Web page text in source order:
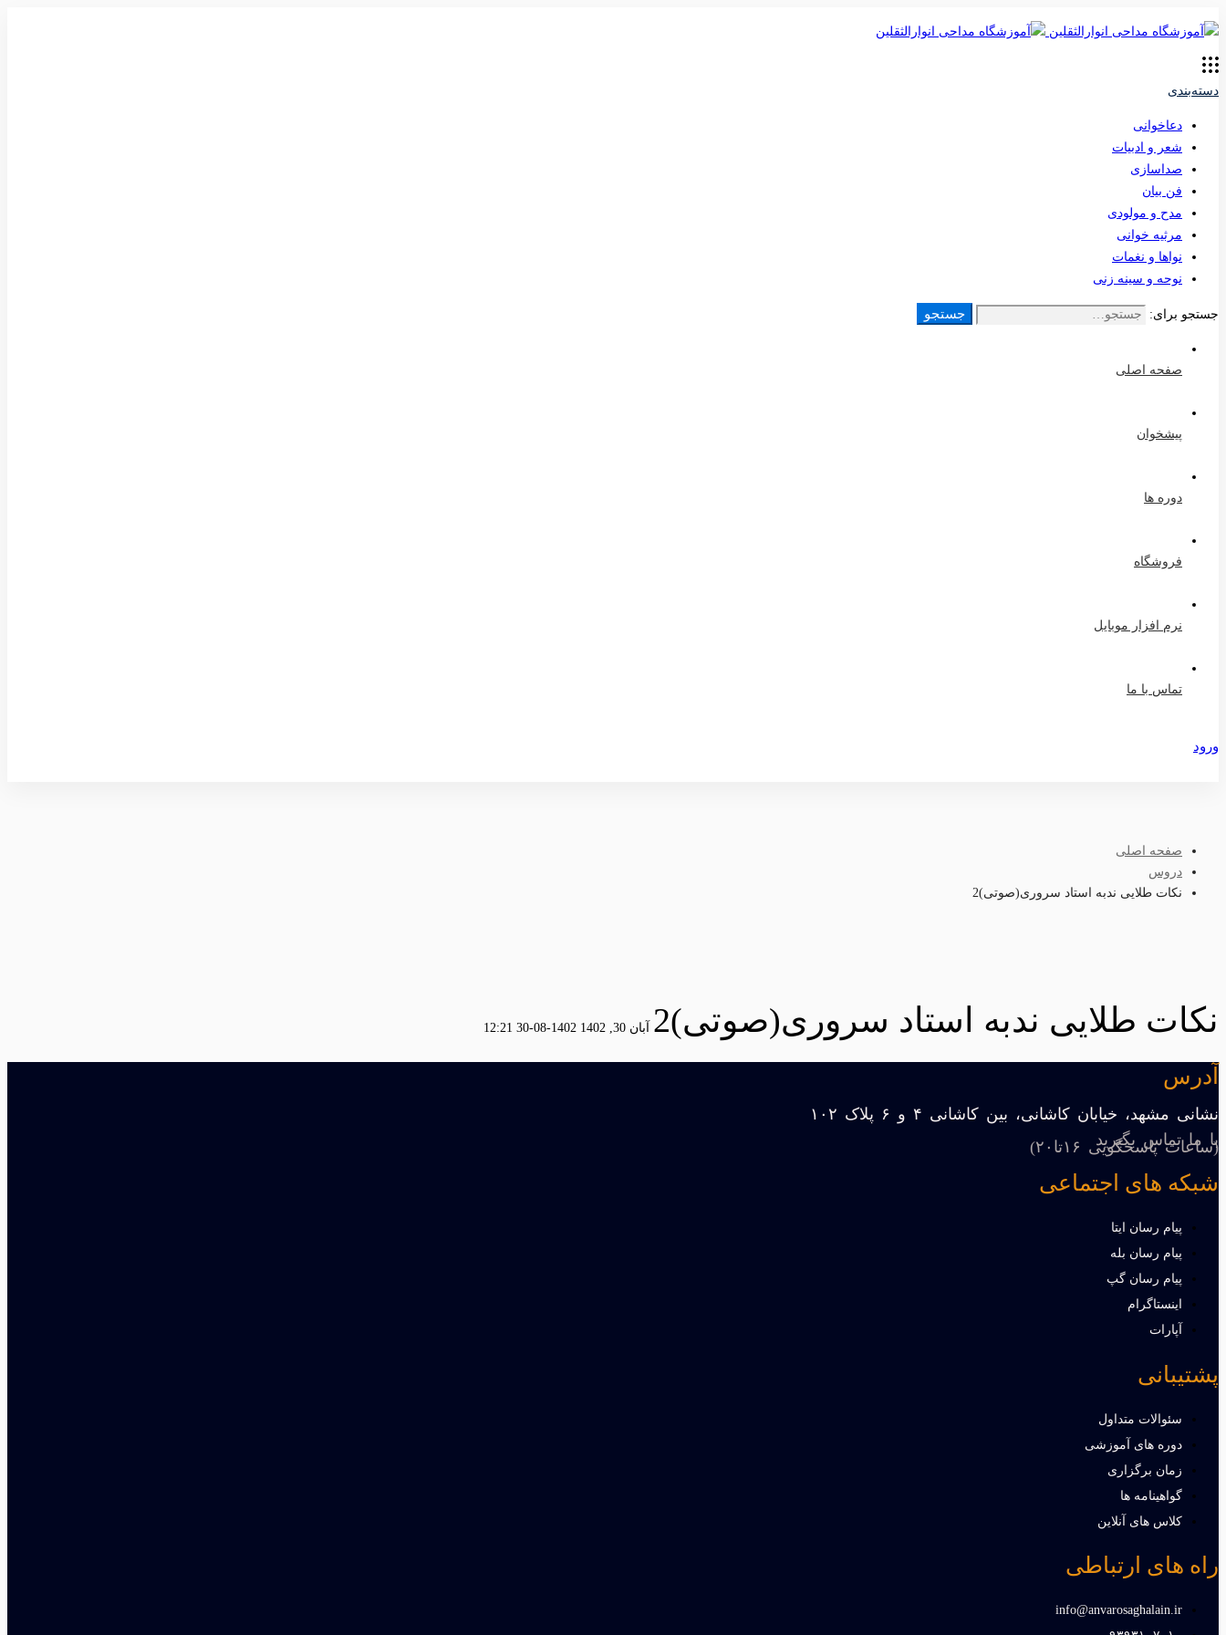
دسته‌بندی
دعاخوانی
شعر و ادبیات
صداسازی
فن بیان
مدح و مولودی
مرثیه خوانی
نواها و نغمات
نوحه و سینه زنی
جستجو برای: جستجو
صفحه اصلی
پیشخوان
دوره ها
فروشگاه
نرم افزار موبایل
تماس با ما
ورود
صفحه اصلی
دروس
نکات طلایی ندبه استاد سروری(صوتی)2
نکات طلایی ندبه استاد سروری(صوتی)2 آبان 30, 1402 1402-08-30 12:21
آدرس
نشانی مشهد، خیابان کاشانی، بین کاشانی ۴ و ۶ پلاک ۱۰۲
با ما تماس بگیرید
(ساعات پاسخگویی ۱۶تا۲۰)
شبکه های اجتماعی
پیام رسان ایتا
پیام رسان بله
پیام رسان گپ
اینستاگرام
آپارات
پشتیبانی
سئوالات متداول
دوره های آموزشی
زمان برگزاری
گواهینامه ها
کلاس های آنلاین
راه های ارتباطی
info@anvarosaghalain.ir​